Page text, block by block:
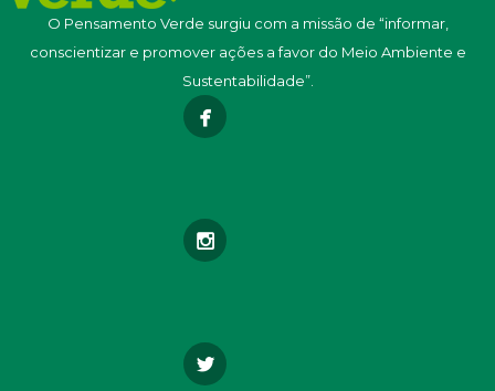
O Pensamento Verde surgiu com a missão de “informar,
conscientizar e promover ações a favor do Meio Ambiente e
Sustentabilidade”.